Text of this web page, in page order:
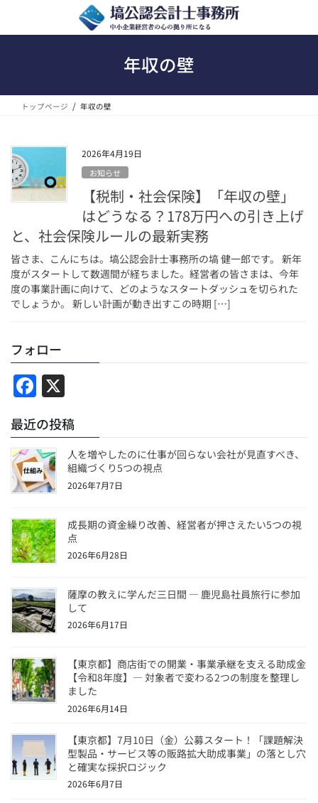
テ
ス
ゲ
ン
年収の壁
トップページ 年収の壁
2026年4月19日
お知らせ
【税制・社会保険】「年収の壁」
はどうなる？178万円への引き上げ
と、社会保険ルールの最新実務
皆さま、こんにちは。塙公認会計士事務所の塙 健一郎です。 新年
度がスタートして数週間が経ちました。経営者の皆さまは、今年
度の事業計画に向けて、どのようなスタートダッシュを切られた
でしょうか。 新しい計画が動き出すこの時期 […]
フォロー
F
c
e
b
o
o
k
最近の投稿
人を増やしたのに仕事が回らない会社が見直すべき、
組織づくり5つの視点
2026年7月7日
成長期の資金繰り改善、経営者が押さえたい5つの視
点
2026年6月28日
薩摩の教えに学んだ三日間 ― 鹿児島社員旅行に参加
して
2026年6月17日
【東京都】商店街での開業・事業承継を支える助成金
【令和8年度】― 対象者で変わる2つの制度を整理し
ました
2026年6月14日
【東京都】7月10日（金）公募スタート！「課題解決
型製品・サービス等の販路拡大助成事業」の落とし穴
と確実な採択ロジック
2026年6月7日